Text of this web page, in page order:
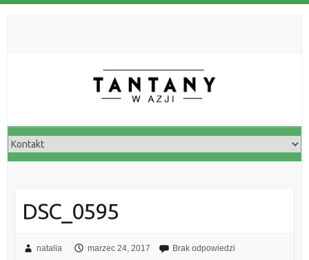
DSC_0595
natalia marzec 24, 2017 Brak odpowiedzi